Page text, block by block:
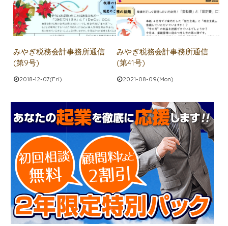
みやぎ税務会計事務所通信
(第9号)
2018-12-07(Fri)
みやぎ税務会計事務所通信
(第41号)
2021-08-09(Mon)